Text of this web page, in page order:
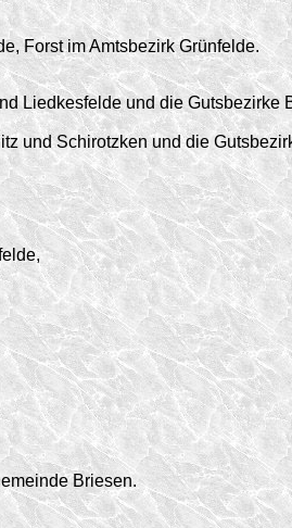
Forst im Amtsbezirk Grünfelde.
Liedkesfelde und die
und Schirotzken und die
Briesen.